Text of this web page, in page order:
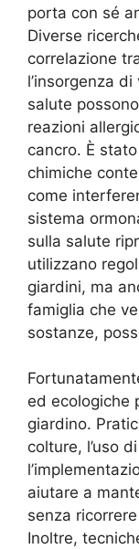
porta con sé
Diverse
correlazione
l’insorgenza
salute
reazioni
cancro. È
chimiche
come
sistema
sulla salute
utilizzano
giardini, ma
famiglia che
sostanze,
ed ecologiche
giardino.
colture, l’uso
aiutare a
senza
Inoltre,